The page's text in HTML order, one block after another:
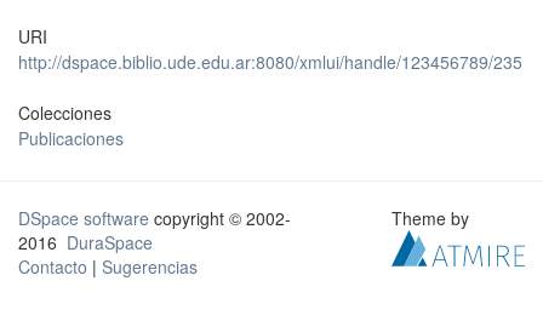
URI
http://dspace.biblio.ude.edu.ar:8080/xmlui/handle/123456789/235
Colecciones
Publicaciones
DSpace software copyright © 2002-
2016 DuraSpace
Contacto | Sugerencias
Theme by